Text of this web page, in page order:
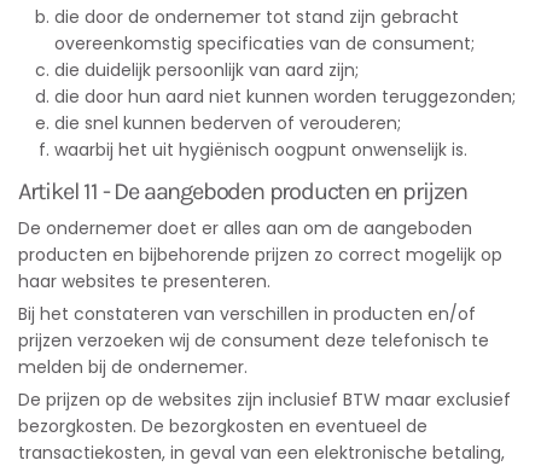
die door de ondernemer tot stand zijn gebracht
overeenkomstig specificaties van de consument;
die duidelijk persoonlijk van aard zijn;
die door hun aard niet kunnen worden teruggezonden;
die snel kunnen bederven of verouderen;
waarbij het uit hygiënisch oogpunt onwenselijk is.
Artikel 11 - De aangeboden producten en prijzen
De ondernemer doet er alles aan om de aangeboden
producten en bijbehorende prijzen zo correct mogelijk op
haar websites te presenteren.
Bij het constateren van verschillen in producten en/of
prijzen verzoeken wij de consument deze telefonisch te
melden bij de ondernemer.
De prijzen op de websites zijn inclusief BTW maar exclusief
bezorgkosten. De bezorgkosten en eventueel de
transactiekosten, in geval van een elektronische betaling,